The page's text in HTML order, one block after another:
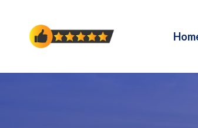
conținut